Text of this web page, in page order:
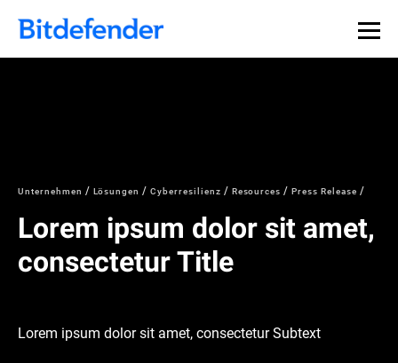
Unternehmen Lösungen Cyberresilienz Resources Press Release
Lorem ipsum dolor sit amet,
consectetur Title
Lorem ipsum dolor sit amet, consectetur Subtext